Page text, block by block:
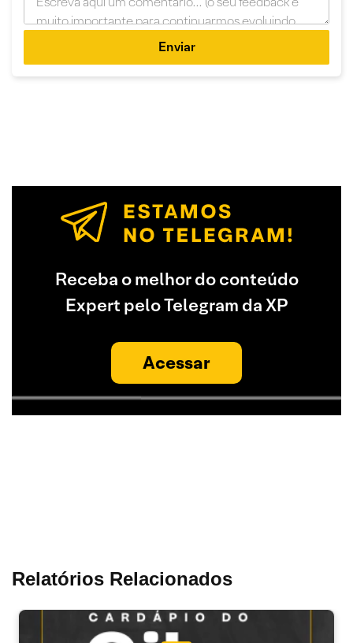
Enviar
Receba o melhor do conteúdo
Expert pelo Telegram da XP
Acessar
Relatórios Relacionados